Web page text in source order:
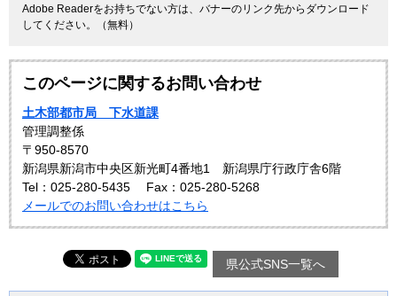
Adobe Readerをお持ちでない方は、バナーのリンク先からダウンロード
してください。（無料）
このページに関するお問い合わせ
土木部都市局 下水道課
管理調整係
〒950-8570
新潟県新潟市中央区新光町4番地1 新潟県庁行政庁舎6階
Tel：025-280-5435
Fax：025-280-5268
メールでのお問い合わせはこちら
県公式SNS一覧へ